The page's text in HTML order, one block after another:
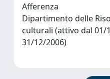
Afferenza
Dipartimento delle
culturali (attivo dal 01/
31/12/2006)